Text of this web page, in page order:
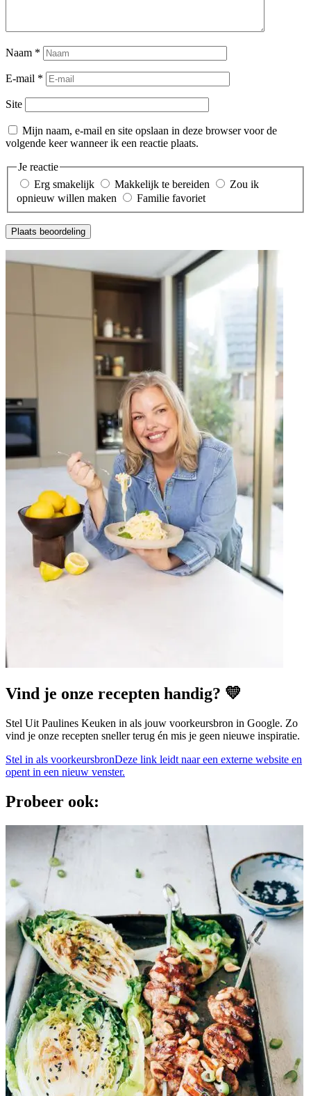
Naam *
E-mail *
Site
Mijn naam, e-mail en site opslaan in deze browser voor de
volgende keer wanneer ik een reactie plaats.
Je reactie
Erg smakelijk
Makkelijk te bereiden
Zou ik
opnieuw willen maken
Familie favoriet
Plaats beoordeling
Vind je onze recepten handig? 💛
Stel Uit Paulines Keuken in als jouw voorkeursbron in Google. Zo
vind je onze recepten sneller terug én mis je geen nieuwe inspiratie.
Stel in als voorkeursbronDeze link leidt naar een externe website en
opent in een nieuw venster.
Probeer ook: